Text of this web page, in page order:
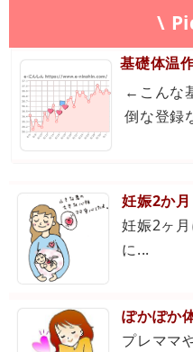
\
基礎体温
←こんな
倒な登録
妊娠2か月
妊娠2ヶ
に...
ぽかぽか
プレママ